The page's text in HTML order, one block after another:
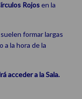
Rojosen la
formar largas
a la hora de la
acceder a la Sala.